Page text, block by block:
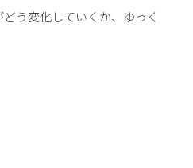
う変化していくか、ゆっく